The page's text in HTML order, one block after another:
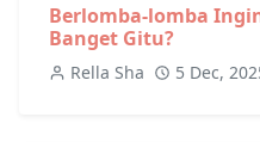
Berlomba-lomba
Banget Gitu?
Rella Sha 5 Dec,